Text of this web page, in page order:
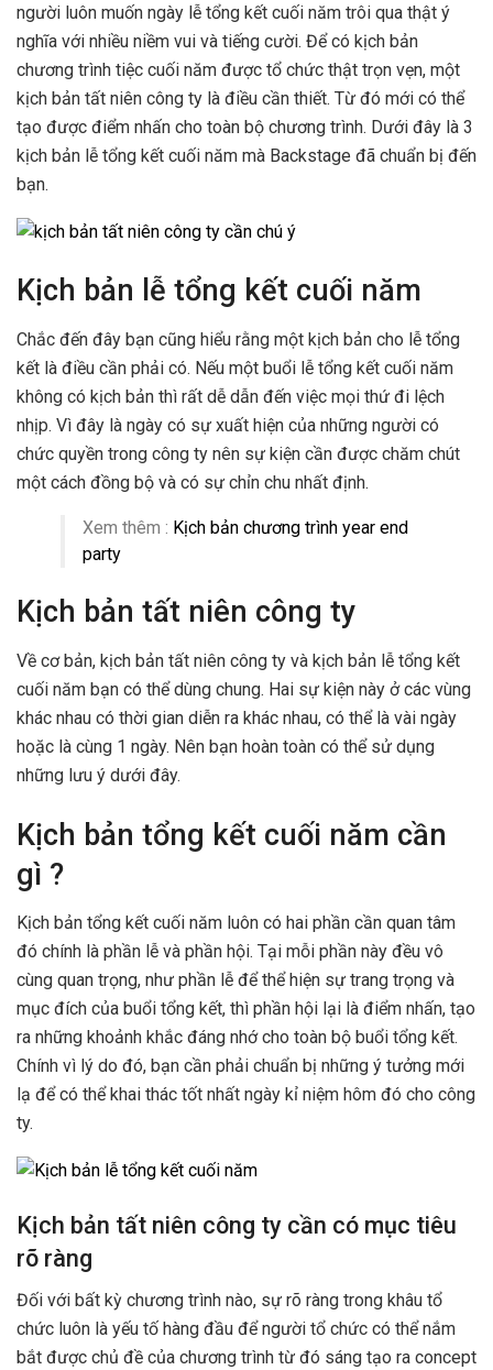
người luôn muốn ngày lễ tổng kết cuối năm trôi qua thật ý
nghĩa với nhiều niềm vui và tiếng cười. Để có kịch bản
chương trình tiệc cuối năm được tổ chức thật trọn vẹn, một
kịch bản tất niên công ty là điều cần thiết. Từ đó mới có thể
tạo được điểm nhấn cho toàn bộ chương trình. Dưới đây là 3
kịch bản lễ tổng kết cuối năm mà Backstage đã chuẩn bị đến
bạn.
Kịch bản lễ tổng kết cuối năm
Chắc đến đây bạn cũng hiểu rằng một kịch bản cho lễ tổng
kết là điều cần phải có. Nếu một buổi lễ tổng kết cuối năm
không có kịch bản thì rất dễ dẫn đến việc mọi thứ đi lệch
nhịp. Vì đây là ngày có sự xuất hiện của những người có
chức quyền trong công ty nên sự kiện cần được chăm chút
một cách đồng bộ và có sự chỉn chu nhất định.
Xem thêm : Kịch bản chương trình year end
party
Kịch bản tất niên công ty
Về cơ bản, kịch bản tất niên công ty và kịch bản lễ tổng kết
cuối năm bạn có thể dùng chung. Hai sự kiện này ở các vùng
khác nhau có thời gian diễn ra khác nhau, có thể là vài ngày
hoặc là cùng 1 ngày. Nên bạn hoàn toàn có thể sử dụng
những lưu ý dưới đây.
Kịch bản tổng kết cuối năm cần
gì ?
Kịch bản tổng kết cuối năm luôn có hai phần cần quan tâm
đó chính là phần lễ và phần hội. Tại mỗi phần này đều vô
cùng quan trọng, như phần lễ để thể hiện sự trang trọng và
mục đích của buổi tổng kết, thì phần hội lại là điểm nhấn, tạo
ra những khoảnh khắc đáng nhớ cho toàn bộ buổi tổng kết.
Chính vì lý do đó, bạn cần phải chuẩn bị những ý tưởng mới
lạ để có thể khai thác tốt nhất ngày kỉ niệm hôm đó cho công
ty.
Kịch bản tất niên công ty cần có mục tiêu
rõ ràng
Đối với bất kỳ chương trình nào, sự rõ ràng trong khâu tổ
chức luôn là yếu tố hàng đầu để người tổ chức có thể nắm
bắt được chủ đề của chương trình từ đó sáng tạo ra concept